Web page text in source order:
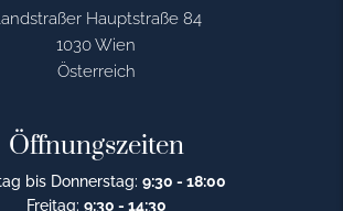
Hauptstraße 84
1030 Wien
Österreich
Öffnungszeiten
bis Donnerstag: 9:30 - 18:00
Freitag: 9:30 - 14:30